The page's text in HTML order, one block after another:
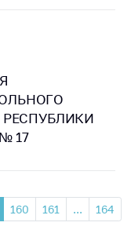
17
160 161 ... 164